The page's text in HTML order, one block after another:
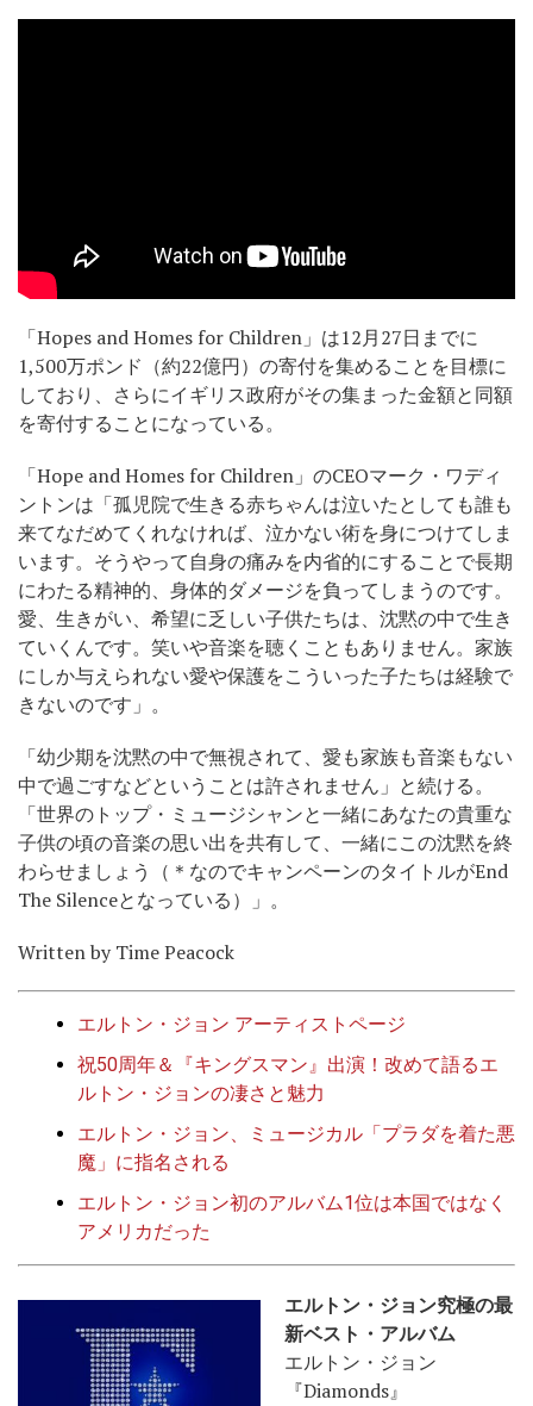
「Hopes and Homes for Children」は12月27日までに
1,500万ポンド（約22億円）の寄付を集めることを目標に
しており、さらにイギリス政府がその集まった金額と同額
を寄付することになっている。
「Hope and Homes for Children」のCEOマーク・ワディ
ントンは「孤児院で生きる赤ちゃんは泣いたとしても誰も
来てなだめてくれなければ、泣かない術を身につけてしま
います。そうやって自身の痛みを内省的にすることで長期
にわたる精神的、身体的ダメージを負ってしまうのです。
愛、生きがい、希望に乏しい子供たちは、沈黙の中で生き
ていくんです。笑いや音楽を聴くこともありません。家族
にしか与えられない愛や保護をこういった子たちは経験で
きないのです」。
「幼少期を沈黙の中で無視されて、愛も家族も音楽もない
中で過ごすなどということは許されません」と続ける。
「世界のトップ・ミュージシャンと一緒にあなたの貴重な
子供の頃の音楽の思い出を共有して、一緒にこの沈黙を終
わらせましょう（＊なのでキャンペーンのタイトルがEnd
The Silenceとなっている）」。
Written by Time Peacock
エルトン・ジョン アーティストページ
祝50周年＆『キングスマン』出演！改めて語るエ
ルトン・ジョンの凄さと魅力
エルトン・ジョン、ミュージカル「プラダを着た悪
魔」に指名される
エルトン・ジョン初のアルバム1位は本国ではなく
アメリカだった
エルトン・ジョン究極の最
新ベスト・アルバム
エルトン・ジョン
『Diamonds』